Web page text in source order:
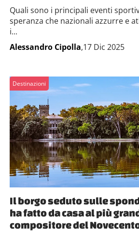
Quali sono i principali eventi
speranza che nazionali azzurre e
i...
Alessandro Cipolla,17 Dic 2025
Destinazioni
Il borgo seduto sulle
ha fatto da casa al più
compositore del